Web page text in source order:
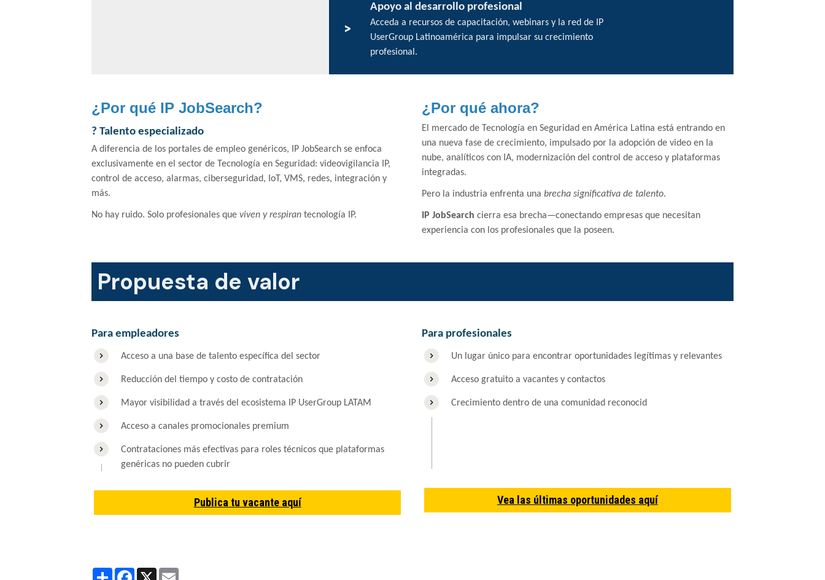
>
Apoyo al desarrollo profesional
Acceda a recursos de capacitación, webinars y la red de IP
UserGroup Latinoamérica para impulsar su crecimiento
profesional.
¿Por qué IP JobSearch?
? Talento especializado
A diferencia de los portales de empleo genéricos, IP JobSearch se enfoca
exclusivamente en el sector de Tecnología en Seguridad: videovigilancia IP,
control de acceso, alarmas, ciberseguridad, IoT, VMS, redes, integración y
más.
No hay ruido. Solo profesionales queviven y respiran tecnología IP.
¿Por qué ahora?
El mercado de Tecnología en Seguridad en América Latina está entrando en
una nueva fase de crecimiento, impulsado por la adopción de video en la
nube, analíticos con IA, modernización del control de acceso y plataformas
integradas.
Pero la industria enfrenta una brecha significativa de talento.
IP JobSearch cierra esa brecha—conectando empresas que necesitan
experiencia con los profesionales que la poseen.
Propuesta de valor
Para empleadores
Acceso a una base de talento específica del sector
Reducción del tiempo y costo de contratación
Mayor visibilidad a través del ecosistema IP UserGroup LATAM
Acceso a canales promocionales premium
Contrataciones más efectivas para roles técnicos que plataformas
genéricas no pueden cubrir
Publica tu vacante aquí
Para profesionales
Un lugar único para encontrar oportunidades legítimas y relevantes
Acceso gratuito a vacantes y contactos
Crecimiento dentro de una comunidad reconocid
Vea las últimas oportunidades aquí
PartagerFacebook
X